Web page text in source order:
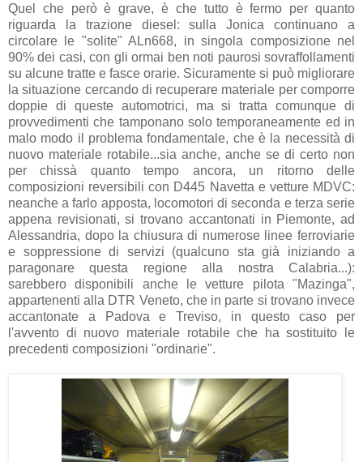
Quel che però è grave, è che tutto è fermo per quanto
riguarda la trazione diesel: sulla Jonica continuano a
circolare le "solite" ALn668, in singola composizione nel
90% dei casi, con gli ormai ben noti paurosi sovraffollamenti
su alcune tratte e fasce orarie. Sicuramente si può migliorare
la situazione cercando di recuperare materiale per comporre
doppie di queste automotrici, ma si tratta comunque di
provvedimenti che tamponano solo temporaneamente ed in
malo modo il problema fondamentale, che è la necessità di
nuovo materiale rotabile...sia anche, anche se di certo non
per chissà quanto tempo ancora, un ritorno delle
composizioni reversibili con D445 Navetta e vetture MDVC:
neanche a farlo apposta, locomotori di seconda e terza serie
appena revisionati, si trovano accantonati in Piemonte, ad
Alessandria, dopo la chiusura di numerose linee ferroviarie
e soppressione di servizi (qualcuno sta già iniziando a
paragonare questa regione alla nostra Calabria...):
sarebbero disponibili anche le vetture pilota "Mazinga",
appartenenti alla DTR Veneto, che in parte si trovano invece
accantonate a Padova e Treviso, in questo caso per
l'avvento di nuovo materiale rotabile che ha sostituito le
precedenti composizioni "ordinarie".